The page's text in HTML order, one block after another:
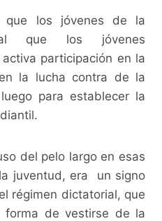
que los jóvenes de la
que los jóvenes
participación en la
la lucha contra de la
para establecer la
del pelo largo en esas
juventud, era un signo
régimen dictatorial, que
de vestirse de la